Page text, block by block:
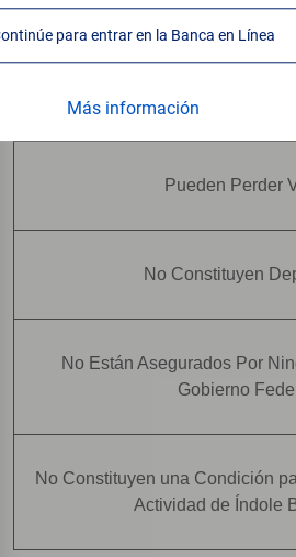
Continúe para entrar en la Banca en Línea
Más información
No Están Asegurados
Pueden Perder
No Constituyen
No Están Asegurados Por
Gobierno
No Constituyen una Condición
Actividad de Índole